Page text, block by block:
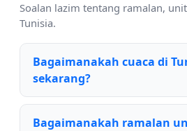
Soalan lazim tentang ramalan,
Tunisia.
Bagaimanakah cuaca di
sekarang?
Bagaimanakah ramalan